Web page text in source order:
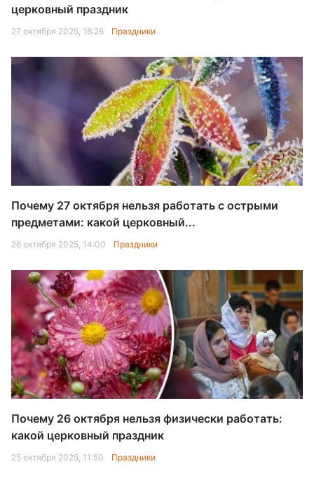
церковный праздник
27 октября 2025, 16:26 Праздники
Почему 27 октября нельзя работать с острыми
предметами: какой церковный...
26 октября 2025, 14:00 Праздники
Почему 26 октября нельзя физически работать:
какой церковный праздник
25 октября 2025, 11:50 Праздники